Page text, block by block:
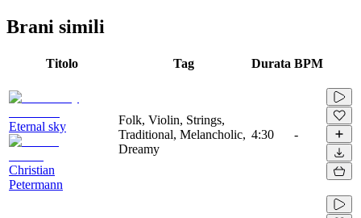
Brani simili
Titolo Tag Durata BPM
Eternal sky
Christian
Petermann
Folk, Violin, Strings,
Traditional, Melancholic,
Dreamy
4:30 -